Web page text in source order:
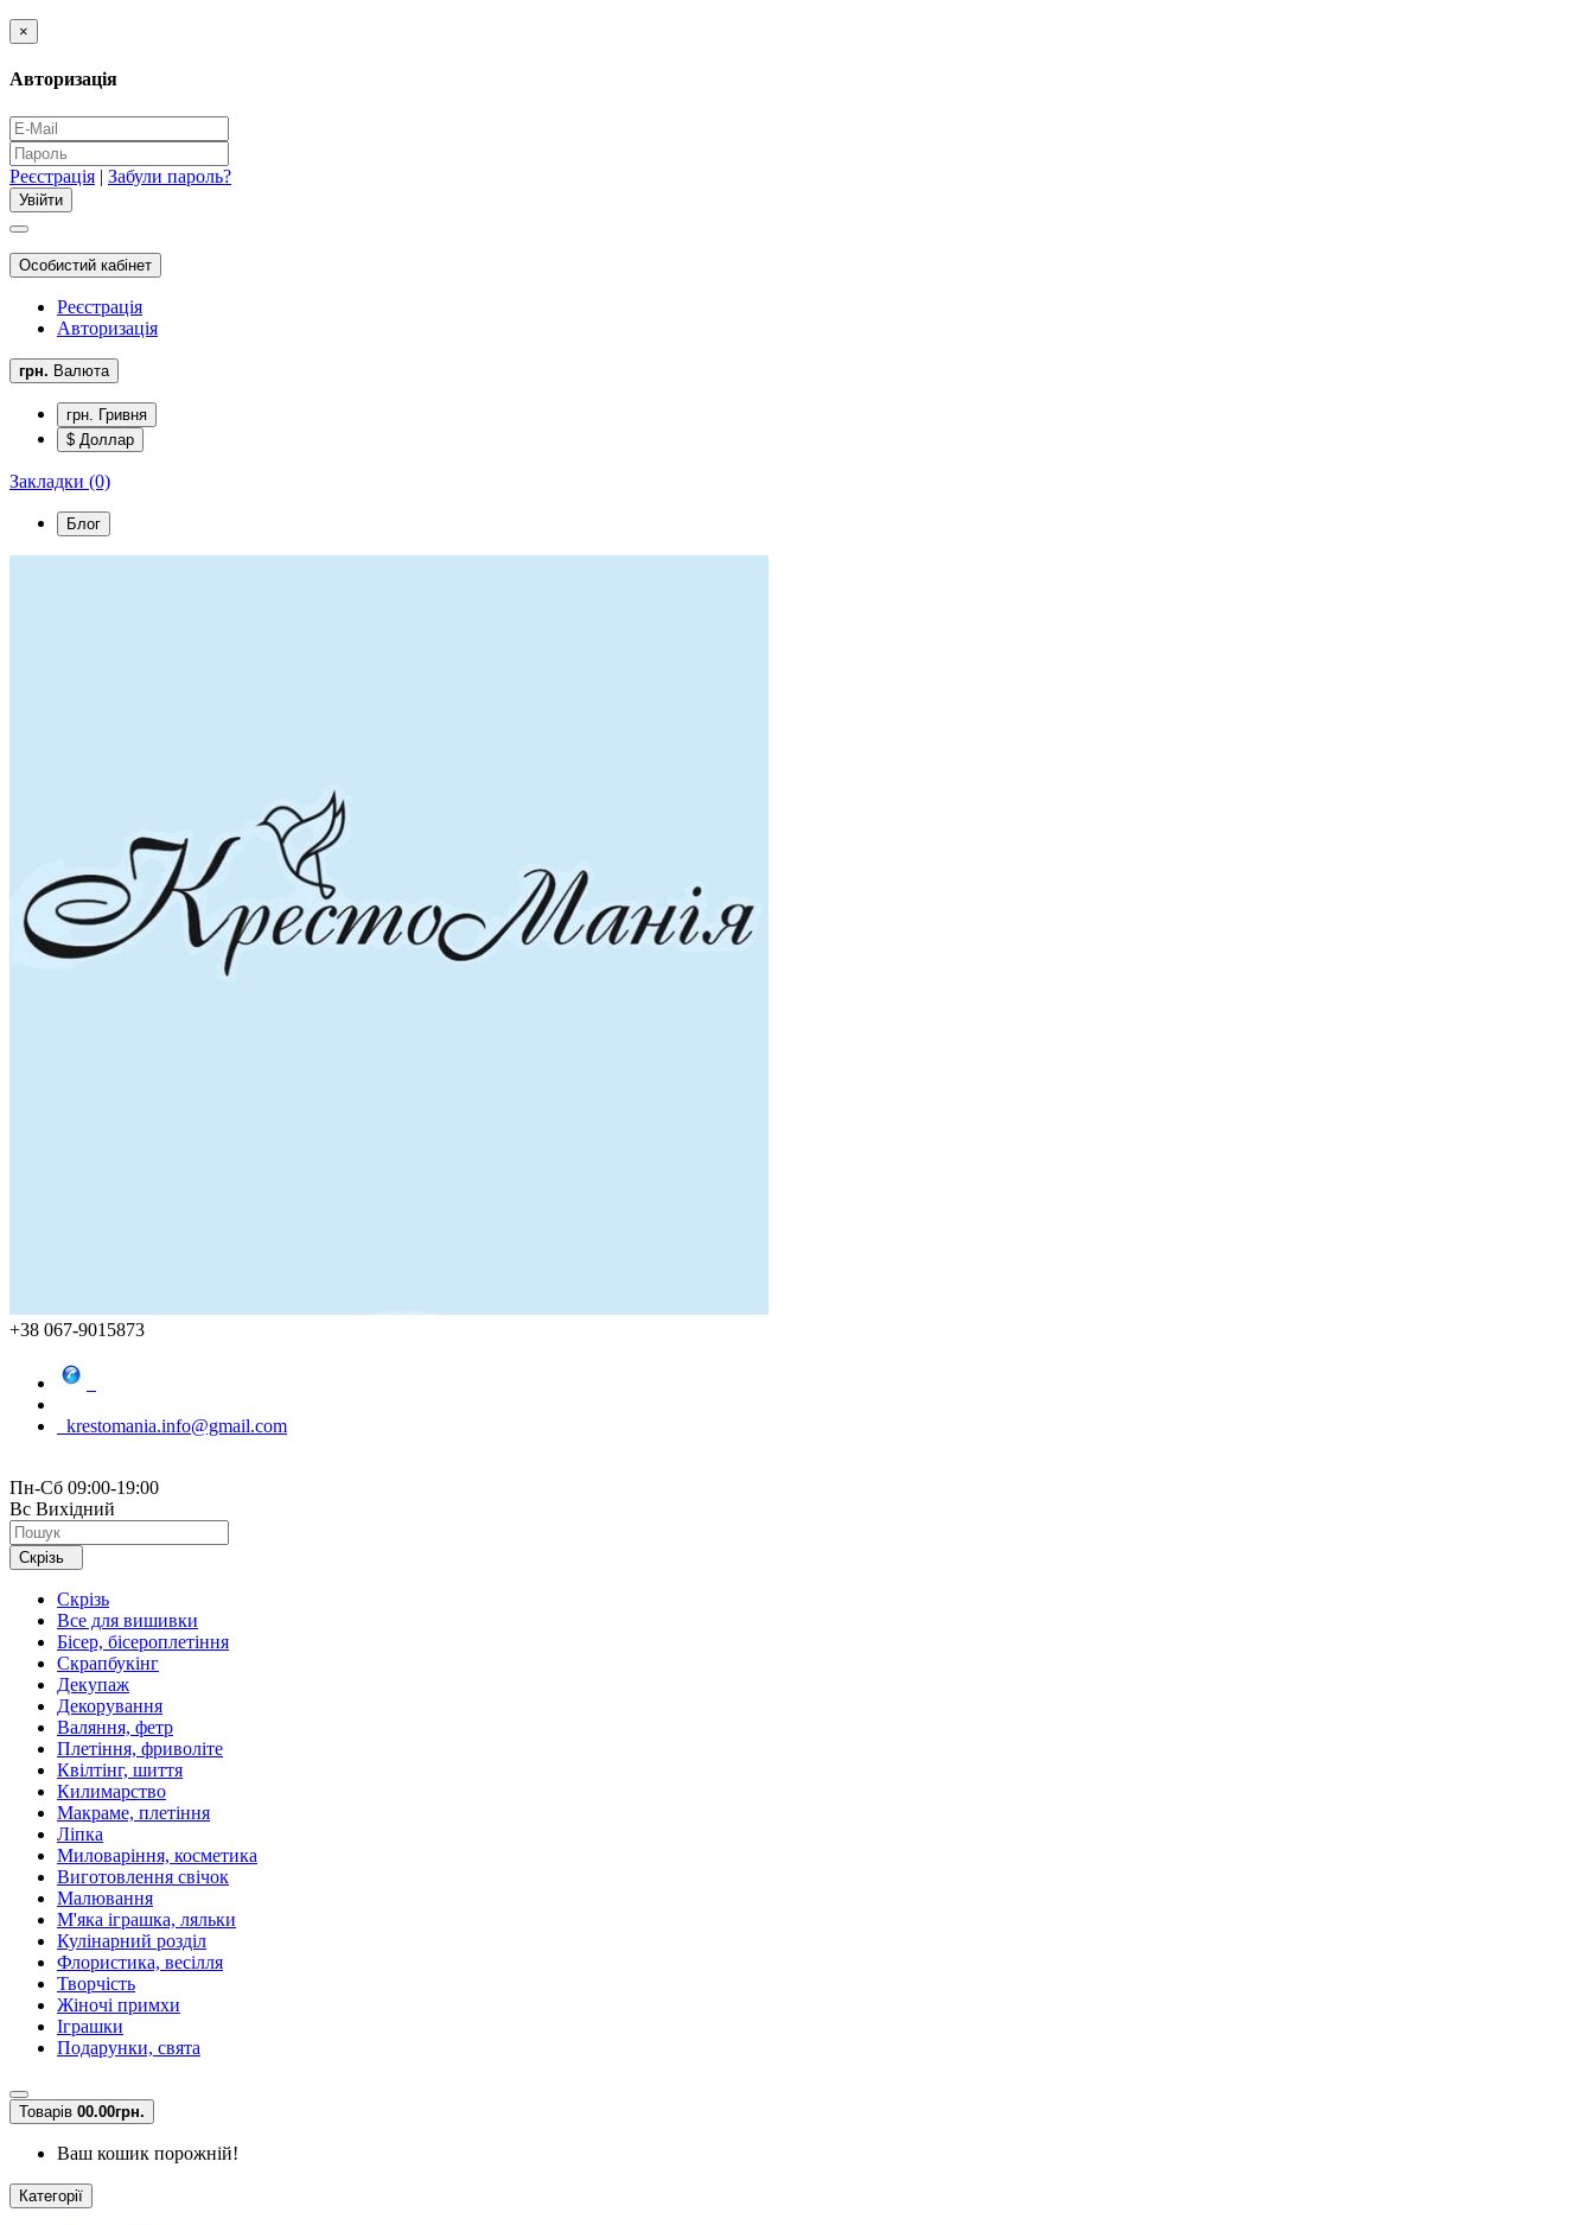
×
Авторизація
Реєстрація | Забули пароль?
Особистий кабінет
Реєстрація
Авторизація
грн. Валюта
грн. Гривня
$ Доллар
Закладки (0)
Блог
+38 067-9015873
krestomania.info@gmail.com
Пн-Сб 09:00-19:00
Вс Вихідний
Скрізь
Скрізь
Все для вишивки
Бісер, бісероплетіння
Скрапбукінг
Декупаж
Декорування
Валяння, фетр
Плетіння, фриволіте
Квілтінг, шиття
Килимарство
Макраме, плетіння
Ліпка
Миловаріння, косметика
Виготовлення свічок
Малювання
М'яка іграшка, ляльки
Кулінарний розділ
Флористика, весілля
Творчість
Жіночі примхи
Іграшки
Подарунки, свята
Товарів 00.00грн.
Ваш кошик порожній!
Категорії